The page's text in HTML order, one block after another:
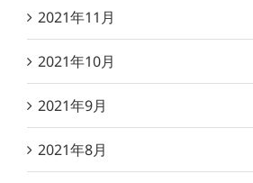
2021年11月
2021年10月
2021年9月
2021年8月